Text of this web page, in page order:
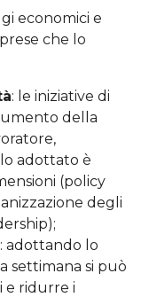
economici e
che lo
: le iniziative di
della
adottato è
(policy
degli
: adottando lo
settimana si può
e ridurre i